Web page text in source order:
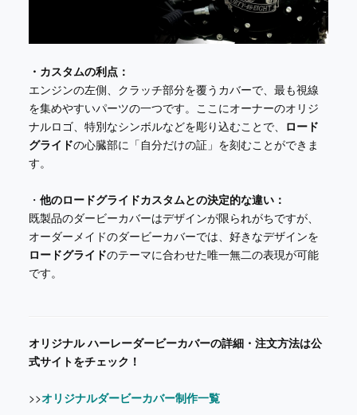
・カスタムの利点：
エンジンの左側、クラッチ部分を覆うカバーで、最も視線
を集めやすいパーツの一つです。ここにオーナーのオリジ
ナルロゴ、特別なシンボルなどを彫り込むことで、 ロード
グライドの心臓部に「自分だけの証」を刻むことができま
す。
・ 他のロードグライドカスタムとの決定的な違い：
既製品のダービーカバーはデザインが限られがちですが、
オーダーメイドのダービーカバーでは、好きなデザインを
ロードグライドのテーマに合わせた唯一無二の表現が可能
です。
オリジナル ハーレーダービーカバーの詳細・注文方法は公
式サイトをチェック！
>>オリジナルダービーカバー制作一覧